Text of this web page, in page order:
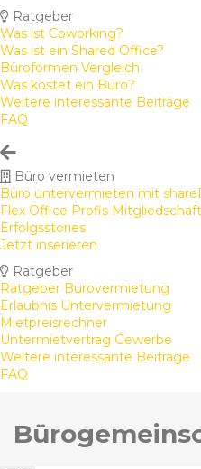
Ratgeber
Was ist Coworking?
Was ist ein Shared Office?
Büroformen Vergleich
Was kostet ein Büro?
Weitere interessante Beiträge
FAQ
Büro vermieten
Büro untervermieten mit
Flex Office Profis Mitgliedschaft
Erfolgsstories
Jetzt inserieren
Ratgeber
Ratgeber Bürovermietung
Erlaubnis Untervermietung
Mietpreisrechner
Untermietvertrag Gewerbe
Weitere interessante Beiträge
FAQ